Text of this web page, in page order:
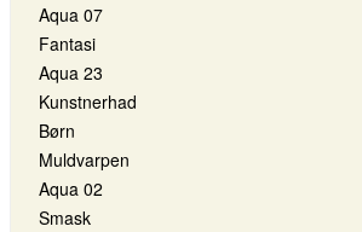
Aqua 07
Fantasi
Aqua 23
Kunstnerhad
Børn
Muldvarpen
Aqua 02
Smask